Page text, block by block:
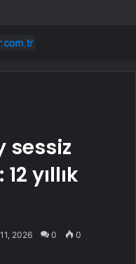
su kesintisi uygulayacak
sessiz
yıllık
2026 0 0